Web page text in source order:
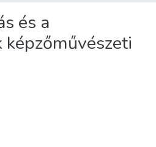
és a